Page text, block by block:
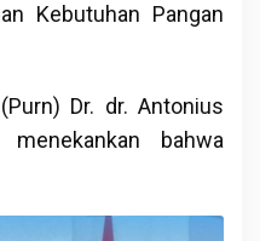
Kebutuhan Pangan
Dr. dr. Antonius
menekankan bahwa